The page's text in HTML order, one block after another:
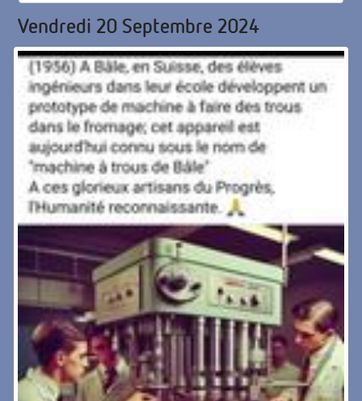
Vendredi 20 Septembre 2024